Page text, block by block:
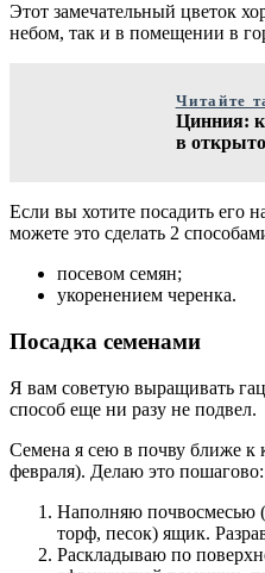
Этот замечательный цветок
небом, так и в помещении в
Читайте
Цинния:
в
Если вы хотите посадить его
можете это сделать 2
посевом семян;
укоренением черенка.
Посадка семенами
Я вам советую выращивать
способ еще ни разу не подвел.
Семена я сею в почву ближе к
февраля). Делаю это пошагово:
Наполняю почвосмесью
торф, песок) ящик.
Раскладываю по